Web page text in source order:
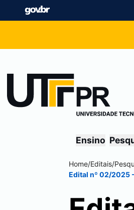
Ensino
Home/Editais/
Edital nº 02/2025